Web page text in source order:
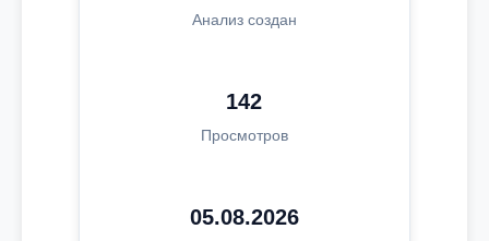
Анализ создан
142
Просмотров
05.08.2026